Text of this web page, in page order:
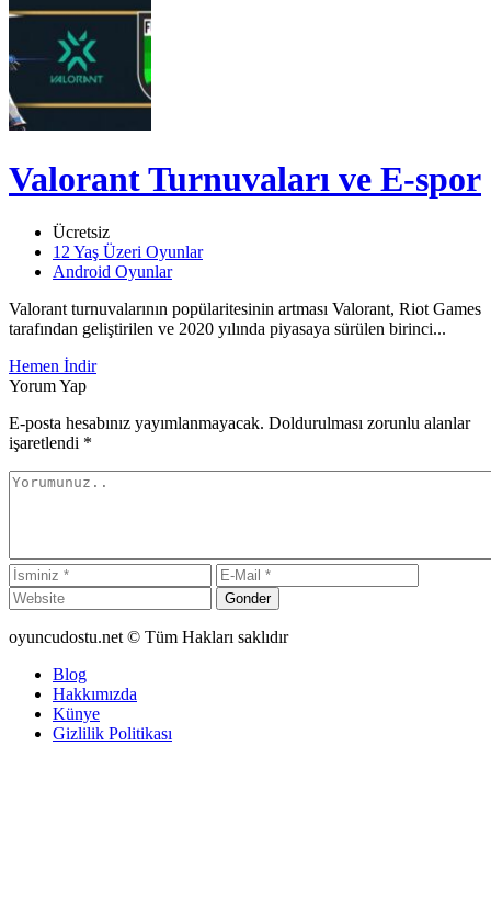
Valorant Turnuvaları ve E-spor
Ücretsiz
12 Yaş Üzeri Oyunlar
Android Oyunlar
Valorant turnuvalarının popülaritesinin artması Valorant, Riot Games
tarafından geliştirilen ve 2020 yılında piyasaya sürülen birinci...
Hemen İndir
Yorum Yap
E-posta hesabınız yayımlanmayacak. Doldurulması zorunlu alanlar
işaretlendi *
Gonder
oyuncudostu.net © Tüm Hakları saklıdır
Blog
Hakkımızda
Künye
Gizlilik Politikası